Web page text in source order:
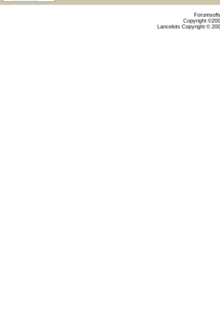
Copyright
Lancelots Copyright ©